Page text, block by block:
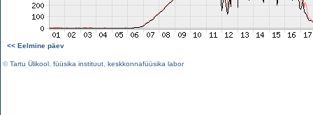
<< Eelmine päev
©Tartu Ülikool füüsika instituut keskkonnafüüsika labor